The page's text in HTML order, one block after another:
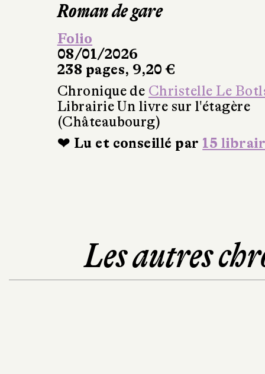
Roman de gare
Folio
08/01/2026
238 pages, 9,20 €
Chronique de Christelle Le
Librairie Un livre sur l'étagère
(Châteaubourg)
❤ Lu et conseillé par 15
Les autres